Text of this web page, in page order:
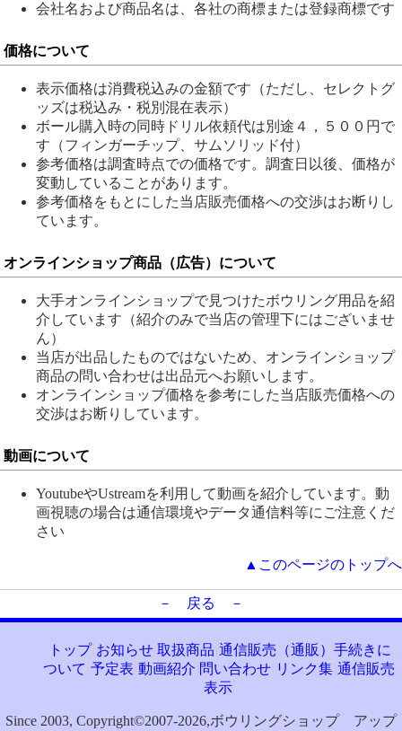
会社名および商品名は、各社の商標または登録商標です
価格について
表示価格は消費税込みの金額です（ただし、セレクトグ
ッズは税込み・税別混在表示）
ボール購入時の同時ドリル依頼代は別途４，５００円で
す（フィンガーチップ、サムソリッド付）
参考価格は調査時点での価格です。調査日以後、価格が
変動していることがあります。
参考価格をもとにした当店販売価格への交渉はお断りし
ています。
オンラインショップ商品（広告）について
大手オンラインショップで見つけたボウリング用品を紹
介しています（紹介のみで当店の管理下にはございませ
ん）
当店が出品したものではないため、オンラインショップ
商品の問い合わせは出品元へお願いします。
オンラインショップ価格を参考にした当店販売価格への
交渉はお断りしています。
動画について
YoutubeやUstreamを利用して動画を紹介しています。動
画視聴の場合は通信環境やデータ通信料等にご注意くだ
さい
▲このページのトップへ
－ 戻る －
トップ お知らせ 取扱商品 通信販売（通販）手続きに
ついて 予定表 動画紹介 問い合わせ リンク集 通信販売
表示
Since 2003, Copyright©2007-2026,ボウリングショップ アップ